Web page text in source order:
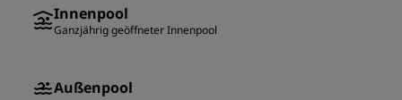
Innenpool
Ganzjährig geöffneter Innenpool
Außenpool